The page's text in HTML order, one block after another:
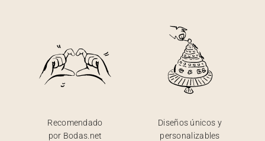
Recomendado
por Bodas.net
Diseños únicos y
personalizables